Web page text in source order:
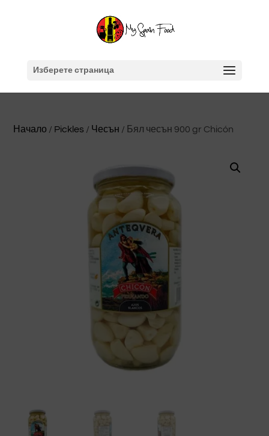
Изберете страница
Начало / Pickles / Чесън / Бял чесън 900 gr Chicón